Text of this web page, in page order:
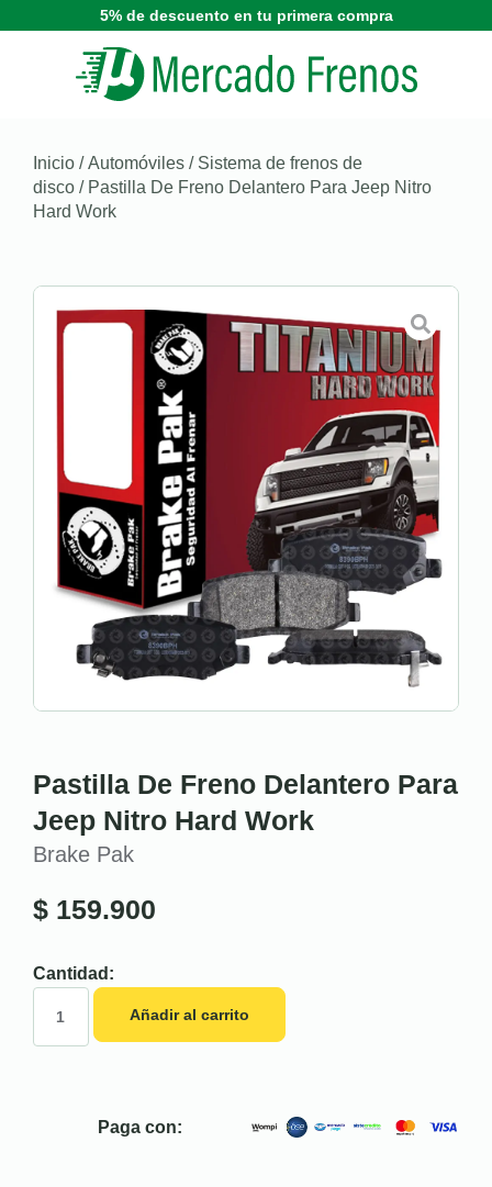
5% de descuento en tu primera compra
Inicio /Automóviles / Sistema de frenos de
disco / Pastilla De Freno Delantero Para Jeep Nitro
Hard Work
Pastilla De Freno Delantero Para
Jeep Nitro Hard Work
Brake Pak
$ 159.900
Cantidad:
Añadir al carrito
Paga con: